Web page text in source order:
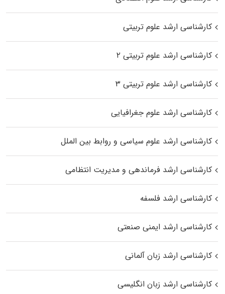
کارشناسی ارشد علوم تربیتی
کارشناسی ارشد علوم تربیتی ۲
کارشناسی ارشد علوم تربیتی ۳
کارشناسی ارشد علوم جغرافیایی
کارشناسی ارشد علوم سیاسی و روابط بین الملل
کارشناسی ارشد فرماندهی و مدیریت انتظامی
کارشناسی ارشد فلسفه
کارشناسی ارشد ایمنی صنعتی
کارشناسی ارشد زبان آلمانی
کارشناسی ارشد زبان انگلیسی